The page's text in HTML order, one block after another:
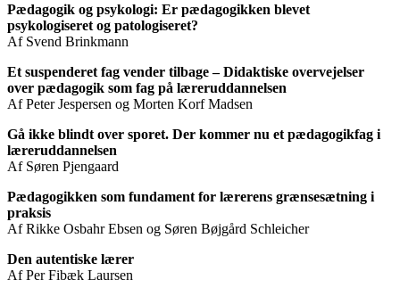
Pædagogik og psykologi: Er pædagogikken blevet
psykologiseret og patologiseret?
Af Svend Brinkmann
Et suspenderet fag vender tilbage – Didaktiske overvejelser
over pædagogik som fag på læreruddannelsen
Af Peter Jespersen og Morten Korf Madsen
Gå ikke blindt over sporet. Der kommer nu et pædagogikfag i
læreruddannelsen
Af Søren Pjengaard
Pædagogikken som fundament for lærerens grænsesætning i
praksis
Af Rikke Osbahr Ebsen og Søren Bøjgård Schleicher
Den autentiske lærer
Af Per Fibæk Laursen